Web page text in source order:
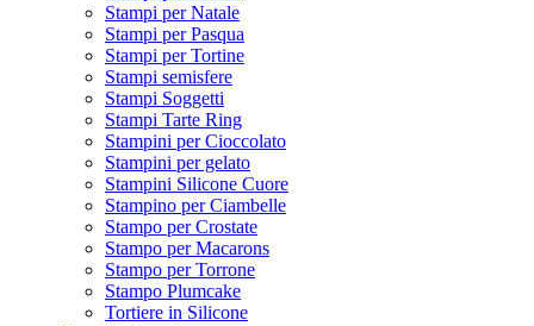
Stampi per Natale
Stampi per Pasqua
Stampi per Tortine
Stampi semisfere
Stampi Soggetti
Stampi Tarte Ring
Stampini per Cioccolato
Stampini per gelato
Stampini Silicone Cuore
Stampino per Ciambelle
Stampo per Crostate
Stampo per Macarons
Stampo per Torrone
Stampo Plumcake
Tortiere in Silicone